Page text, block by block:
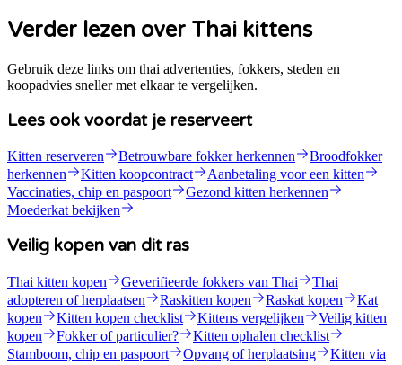
Verder lezen over Thai kittens
Gebruik deze links om thai advertenties, fokkers, steden en
koopadvies sneller met elkaar te vergelijken.
Lees ook voordat je reserveert
Kitten reserveren Betrouwbare fokker herkennen
Broodfokker
herkennen
Kitten koopcontract
Aanbetaling voor een kitten
Vaccinaties, chip en paspoort
Gezond kitten herkennen
Moederkat bekijken
Veilig kopen van dit ras
Thai kitten kopen Geverifieerde fokkers van Thai
Thai
adopteren of herplaatsen
Raskitten kopen Raskat kopen
Kat
kopen
Kitten kopen checklist Kittens vergelijken
Veilig kitten
kopen
Fokker of particulier?
Kitten ophalen checklist
Stamboom, chip en paspoort
Opvang of herplaatsing
Kitten via